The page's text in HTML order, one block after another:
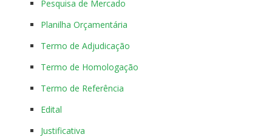
Pesquisa de Mercado
Planilha Orçamentária
Termo de Adjudicação
Termo de Homologação
Termo de Referência
Edital
Justificativa